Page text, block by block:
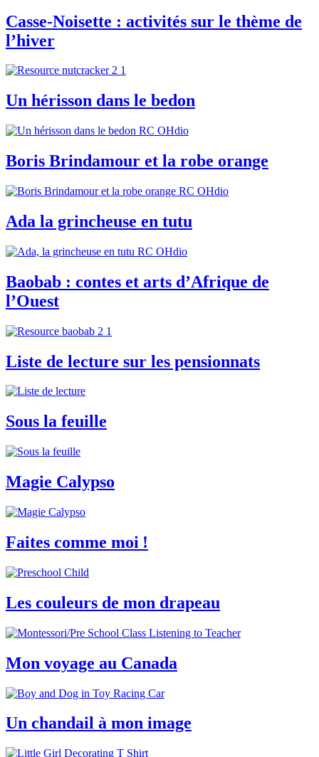
Casse-Noisette : activités sur le thème de
l’hiver
Un hérisson dans le bedon
Boris Brindamour et la robe orange
Ada la grincheuse en tutu
Baobab : contes et arts d’Afrique de
l’Ouest
Liste de lecture sur les pensionnats
Sous la feuille
Magie Calypso
Faites comme moi !
Les couleurs de mon drapeau
Mon voyage au Canada
Un chandail à mon image